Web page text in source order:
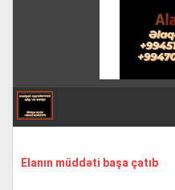
Elanın müddəti başa çatıb